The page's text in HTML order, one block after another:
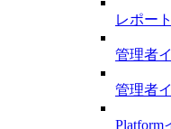
レポー
管理者
管理者
Platform